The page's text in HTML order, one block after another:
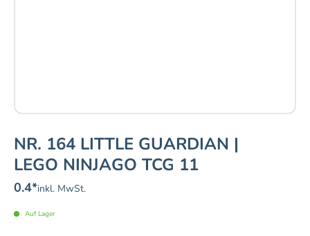
NR. 164 LITTLE GUARDIAN |
LEGO NINJAGO TCG 11
0.4*inkl. MwSt.
Auf Lager